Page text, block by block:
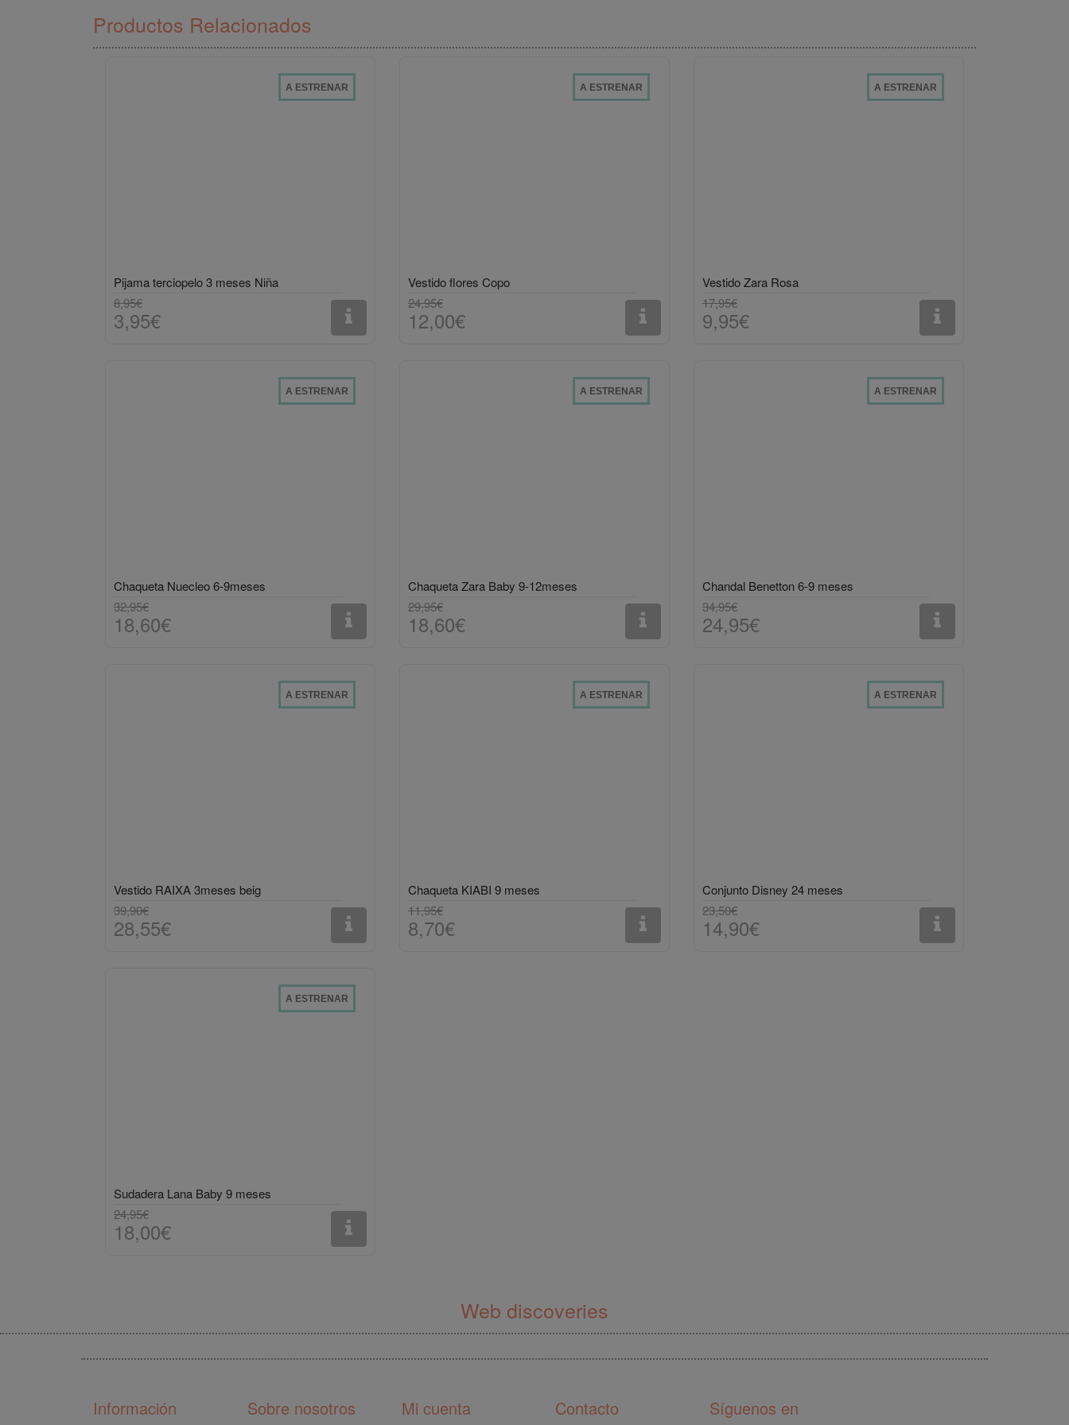
Productos Relacionados
Pijama terciopelo 3 meses Niña
A ESTRENAR
8,95€
3,95€
Vestido flores Copo
A ESTRENAR
24,95€
12,00€
Vestido Zara Rosa
A ESTRENAR
17,95€
9,95€
Chaqueta Nuecleo 6-9meses
A ESTRENAR
32,95€
18,60€
Chaqueta Zara Baby 9-12meses
A ESTRENAR
29,95€
18,60€
Chandal Benetton 6-9 meses
A ESTRENAR
34,95€
24,95€
Vestido RAIXA 3meses beig
A ESTRENAR
39,90€
28,55€
Chaqueta KIABI 9 meses
A ESTRENAR
11,95€
8,70€
Conjunto Disney 24 meses
A ESTRENAR
23,50€
14,90€
Sudadera Lana Baby 9 meses
A ESTRENAR
24,95€
18,00€
Web discoveries
Información Sobre nosotros Mi cuenta Contacto Síguenos en